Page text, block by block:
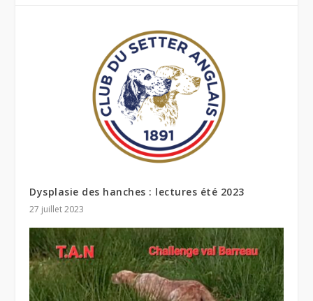
Dysplasie des hanches : lectures été 2023
27 juillet 2023